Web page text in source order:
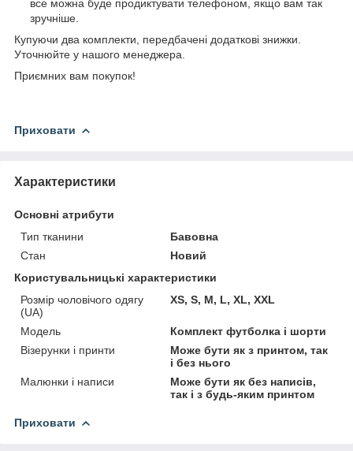
все можна буде продиктувати телефоном, якщо вам так
зручніше.
Купуючи два комплекти, передбачені додаткові знижки.
Уточнюйте у нашого менеджера.
Приємних вам покупок!
Приховати
Характеристики
Основні атрибути
Тип тканини
Бавовна
Стан
Новий
Користувальницькі характеристики
Розмір чоловічого одягу
(UA)
XS, S, M, L, XL, XXL
Модель
Комплект футболка і шорти
Візерунки і принти
Може бути як з принтом, так
і без нього
Малюнки і написи
Може бути як без написів,
так і з будь-яким принтом
Приховати